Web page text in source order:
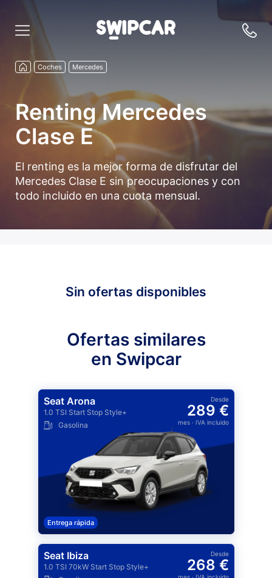
Coches Mercedes
Renting Mercedes
Clase E
El renting es la mejor forma de disfrutar del
Mercedes Clase E sin preocupaciones y con
todo incluido en una cuota mensual.
Sin ofertas disponibles
Ofertas similares
en Swipcar
Seat Arona
1.0 TSI Start Stop Style+
Gasolina
Desde
289 €
mes· IVA incluido
Entrega rápida
Seat Ibiza
1.0 TSI 70kW Start Stop Style+
Desde
268 €